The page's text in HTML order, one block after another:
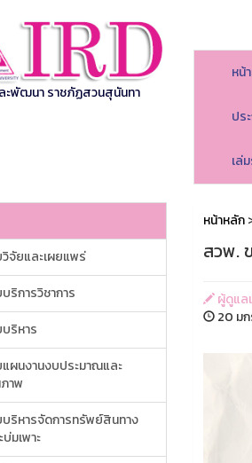
ะพัฒนา ราชภัฏสวนสุนันทา
หน้
ปร
เล่
วิจัยและเผยแพร่
ริการวิชาการ
ริหาร
แผนงานงบประมาณและ
าพ
บริหารจัดการทรัพย์สินทาง
มเพาะ
หน้าหลัก
สวพ.
ผู้ดูแล
20 มก